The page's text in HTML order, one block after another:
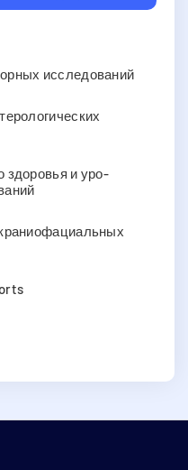
исследований
здоровья и уро-